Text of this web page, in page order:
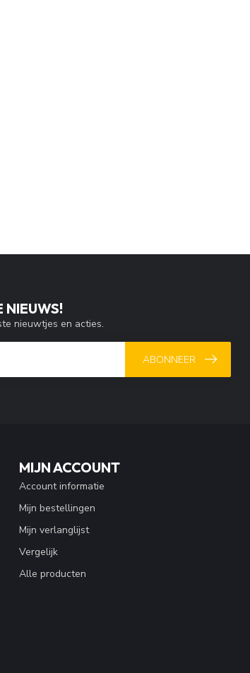
NIEUWS!
nieuwtjes en acties.
ABONNEER
MIJN ACCOUNT
Account informatie
Mijn bestellingen
Mijn verlanglijst
Vergelijk
Alle producten